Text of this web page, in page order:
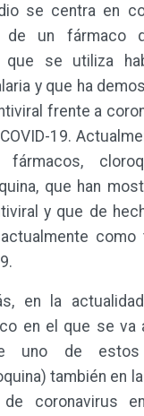
se centra en
de un fármaco
que se utiliza
y que ha
frente a
19.
que han
y que de
como
en la
en el que se va
uno de estos
también en
de coronavirus